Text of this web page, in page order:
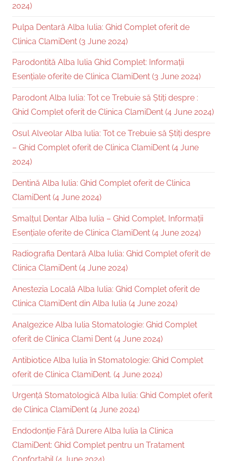
2024)
Pulpa Dentară Alba Iulia: Ghid Complet oferit de
Clinica ClamiDent (3 June 2024)
Parodontită Alba Iulia Ghid Complet: Informații
Esențiale oferite de Clinica ClamiDent (3 June 2024)
Parodont Alba Iulia: Tot ce Trebuie să Știți despre :
Ghid Complet oferit de Clinica ClamiDent (4 June 2024)
Osul Alveolar Alba Iulia: Tot ce Trebuie să Știți despre
– Ghid Complet oferit de Clinica ClamiDent (4 June
2024)
Dentină Alba Iulia: Ghid Complet oferit de Clinica
ClamiDent (4 June 2024)
Smalțul Dentar Alba Iulia – Ghid Complet, Informații
Esențiale oferite de Clinica ClamiDent (4 June 2024)
Radiografia Dentară Alba Iulia: Ghid Complet oferit de
Clinica ClamiDent (4 June 2024)
Anestezia Locală Alba Iulia: Ghid Complet oferit de
Clinica ClamiDent din Alba Iulia (4 June 2024)
Analgezice Alba Iulia Stomatologie: Ghid Complet
oferit de Clinica Clami Dent (4 June 2024)
Antibiotice Alba Iulia în Stomatologie: Ghid Complet
oferit de Clinica ClamiDent. (4 June 2024)
Urgență Stomatologică Alba Iulia: Ghid Complet oferit
de Clinica ClamiDent (4 June 2024)
Endodonție Fără Durere Alba Iulia la Clinica
ClamiDent: Ghid Complet pentru un Tratament